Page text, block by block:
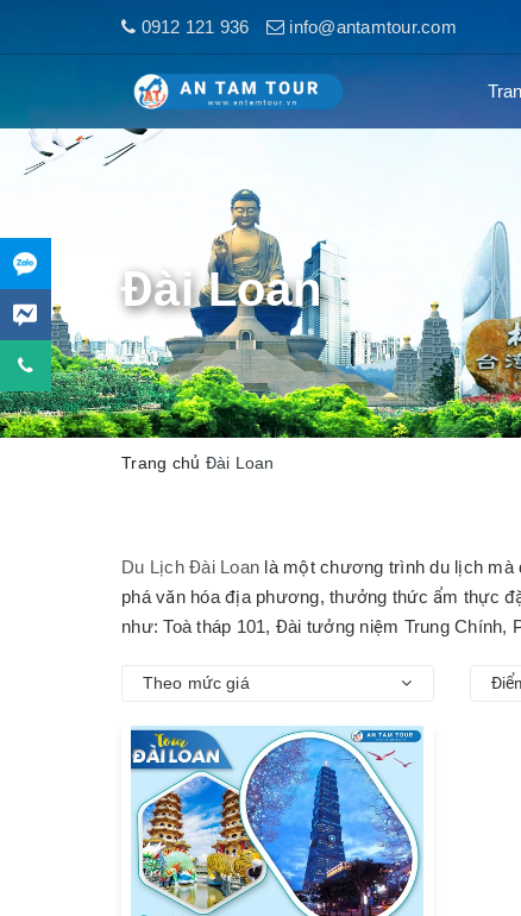
0912 121 936 info@antamtour.com
Đài Loan
Trang chủ Đài Loan
Du Lịch Đài Loan là một chương trình du lịch mà
phá văn hóa địa phương, thưởng thức ẩm thực
như: Toà tháp 101, Đài tưởng niệm Trung Chính,
Theo mức giá